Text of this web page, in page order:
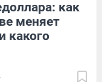
как
меняет
какого